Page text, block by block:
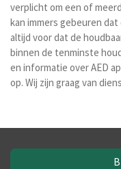
verplicht om een of
kan immers gebeuren
altijd voor dat de
binnen de tenminste
en informatie over AED
op. Wij zijn graag van